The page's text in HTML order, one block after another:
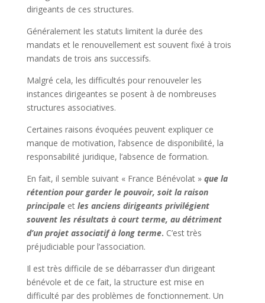
dirigeants de ces structures.
Généralement les statuts limitent la durée des
mandats et le renouvellement est souvent fixé à trois
mandats de trois ans successifs.
Malgré cela, les difficultés pour renouveler les
instances dirigeantes se posent à de nombreuses
structures associatives.
Certaines raisons évoquées peuvent expliquer ce
manque de motivation, l’absence de disponibilité, la
responsabilité juridique, l’absence de formation.
En fait, il semble suivant « France Bénévolat »que la
rétention pour garder le pouvoir, soit la raison
principale et les anciens dirigeants privilégient
souvent les résultats à court terme, au détriment
d’un projet associatif à long terme. C’est très
préjudiciable pour l’association.
Il est très difficile de se débarrasser d’un dirigeant
bénévole et de ce fait, la structure est mise en
difficulté par des problèmes de fonctionnement. Un